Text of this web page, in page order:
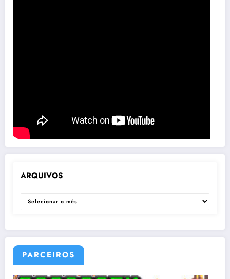
ARQUIVOS
ARQUIVOS
PARCEIROS